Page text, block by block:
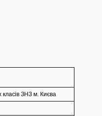
класів ЗНЗ м. Києва